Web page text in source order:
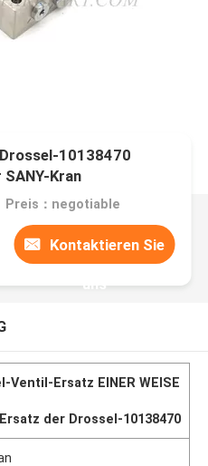
10138470
Kran
Preis：negotiable
Kontaktieren Sie
uns
Ventil-Ersatz EINER WEISE
der Drossel-10138470